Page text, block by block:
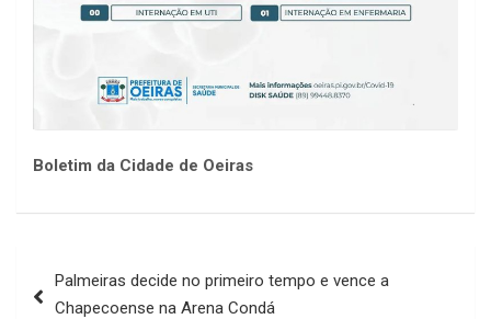
Boletim da Cidade de Oeiras
de
Palmeiras decide no primeiro tempo e vence a
Chapecoense na Arena Condá